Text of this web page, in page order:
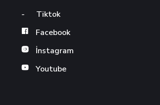
-
Tiktok
Facebook
İnstagram
Youtube